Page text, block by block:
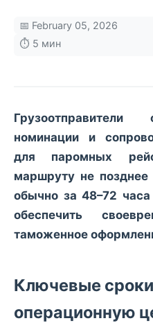
📅 February 05, 2026
⏱️ 5 мин
Грузоотправители
номинации и
для паромных
маршруту не позднее
обычно за 48–72
обеспечить
таможенное
Ключевые сроки
операционную